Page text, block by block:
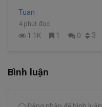
Tuan
4 phút đọc
1.1K 1 0 3
Bình luận